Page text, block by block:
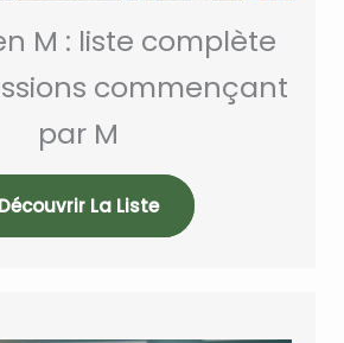
M : liste complète
commençant
par M
Découvrir La Liste